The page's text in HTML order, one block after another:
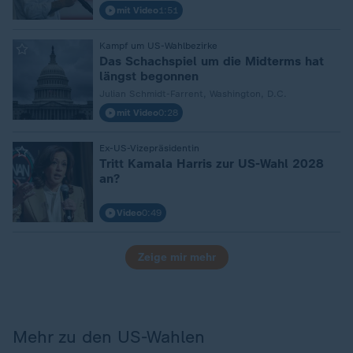
mit Video 1:51
Kampf um US-Wahlbezirke
Das Schachspiel um die Midterms hat
längst begonnen
mit Video0:28
Ex-US-Vizepräsidentin
:
Tritt Kamala Harris zur US-Wahl 2028
an?
Video0:49
Zeige mir mehr
Mehr zu den US-Wahlen